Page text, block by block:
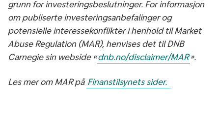
grunn for investeringsbeslutninger. For informasjon
om publiserte investeringsanbefalinger og
potensielle interessekonflikter i henhold til Market
Abuse Regulation (MAR), henvises det til DNB
Carnegie sin webside «dnb.no/disclaimer/MAR».
Les mer om MAR på Finanstilsynets sider.